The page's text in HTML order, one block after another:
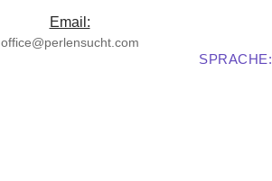
Email:
office@perlensucht.com
SPRACHE: